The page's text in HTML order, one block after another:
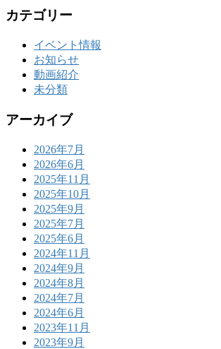
カテゴリー
イベント情報
お知らせ
動画紹介
未分類
アーカイブ
2026年7月
2026年6月
2025年11月
2025年10月
2025年9月
2025年7月
2025年6月
2024年11月
2024年9月
2024年8月
2024年7月
2024年6月
2023年11月
2023年9月